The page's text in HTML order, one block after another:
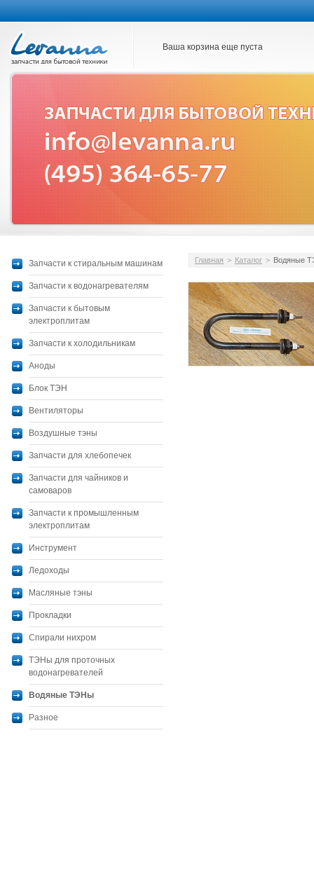
Ваша корзина еще пуста
Запчасти к стиральным машинам
Запчасти к водонагревателям
Запчасти к бытовым
электроплитам
Запчасти к холодильникам
Аноды
Блок ТЭН
Вентиляторы
Воздушные тэны
Запчасти для хлебопечек
Запчасти для чайников и
самоваров
Запчасти к промышленным
электроплитам
Инструмент
Ледоходы
Масляные тэны
Прокладки
Спирали нихром
ТЭНы для проточных
водонагревателей
Водяные ТЭНы
Разное
Главная > Каталог > Водяные